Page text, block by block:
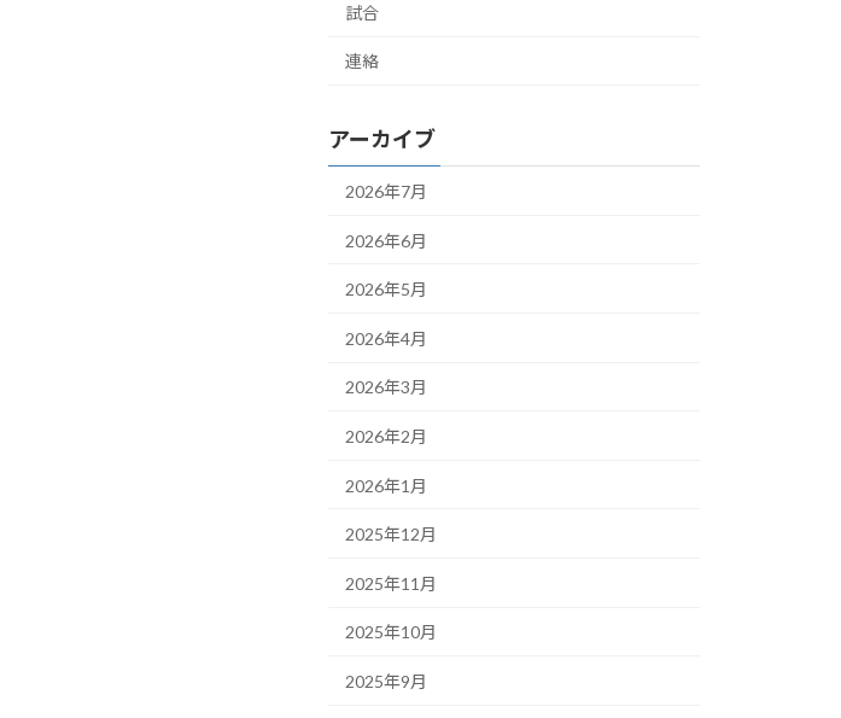
試合
連絡
アーカイブ
2026年7月
2026年6月
2026年5月
2026年4月
2026年3月
2026年2月
2026年1月
2025年12月
2025年11月
2025年10月
2025年9月